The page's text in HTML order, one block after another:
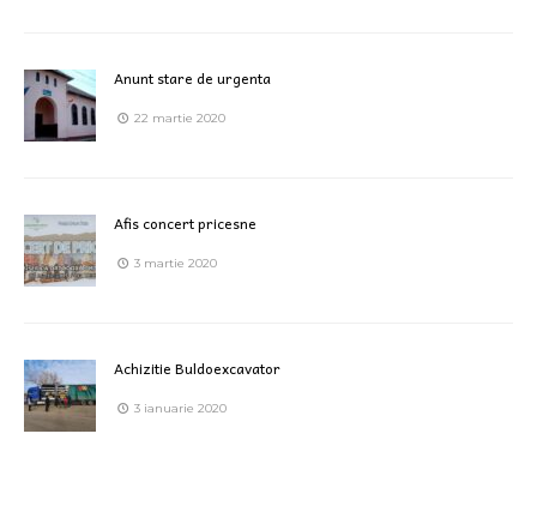
Anunt stare de urgenta
22 martie 2020
Afis concert pricesne
3 martie 2020
Achizitie Buldoexcavator
3 ianuarie 2020